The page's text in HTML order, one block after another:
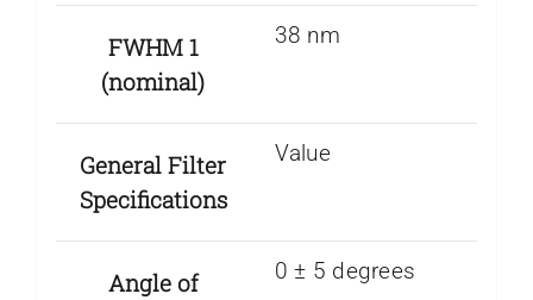
FWHM 1
(nominal)
38 nm
General Filter
Specifications
Value
Angle of
0 ± 5 degrees